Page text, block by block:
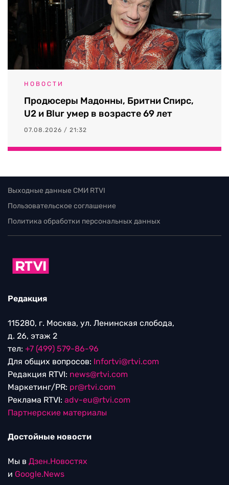
НОВОСТИ
Продюсеры Мадонны, Бритни Спирс,
U2 и Blur умер в возрасте 69 лет
07.08.2026 / 21:32
Выходные данные СМИ RTVI
Пользовательское соглашение
Политика обработки персональных данных
Редакция
115280, г. Москва, ул. Ленинская слобода,
д. 26, этаж 2
тел: +7 (499) 579-86-96
Для общих вопросов: Infortvi@rtvi.com
Редакция RTVI: news@rtvi.com
Маркетинг/PR: pr@rtvi.com
Реклама RTVI: adv-eu@rtvi.com
Партнерские материалы
Достойные новости
Мы в Дзен.Новостях
и Google.News